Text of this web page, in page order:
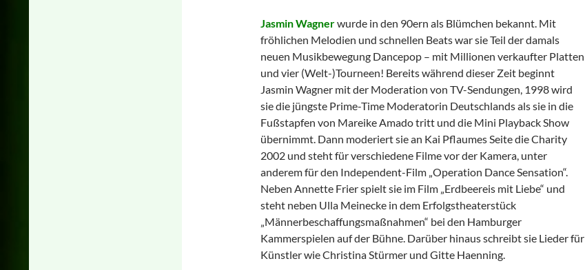
Jasmin Wagnerwurde in den 90ern als Blümchen bekannt. Mit
fröhlichen Melodien und schnellen Beats war sie Teil der damals
neuen Musikbewegung Dancepop – mit Millionen verkaufter Platten
und vier (Welt-)Tourneen! Bereits während dieser Zeit beginnt
Jasmin Wagner mit der Moderation von TV-Sendungen, 1998 wird
sie die jüngste Prime-Time Moderatorin Deutschlands als sie in die
Fußstapfen von Mareike Amado tritt und die Mini Playback Show
übernimmt. Dann moderiert sie an Kai Pflaumes Seite die Charity
2002 und steht für verschiedene Filme vor der Kamera, unter
anderem für den Independent-Film „Operation Dance Sensation“.
Neben Annette Frier spielt sie im Film „Erdbeereis mit Liebe“ und
steht neben Ulla Meinecke in dem Erfolgstheaterstück
„Männerbeschaffungsmaßnahmen“ bei den Hamburger
Kammerspielen auf der Bühne. Darüber hinaus schreibt sie Lieder für
Künstler wie Christina Stürmer und Gitte Haenning.